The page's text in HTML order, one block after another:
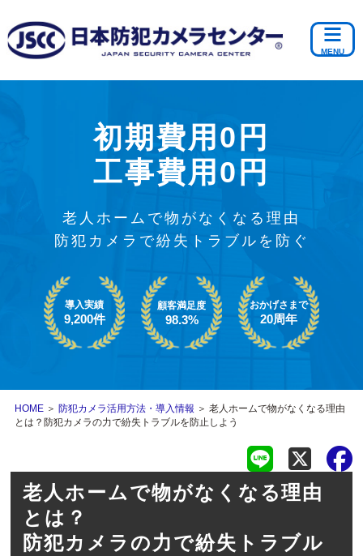
初期費用0円
工事費用0円
老人ホームで物がなくなる理由
防犯カメラで紛失トラブルを防ぐ
導入実績
9,200件
顧客満足度
98.3%
おかげさまで
20周年
HOME ＞ 防犯カメラ活用方法・導入情報 ＞ 老人ホームで物がなくなる理由
とは？防犯カメラの力で紛失トラブルを防止しよう
老人ホームで物がなくなる理由
とは？
防犯カメラの力で紛失トラブル